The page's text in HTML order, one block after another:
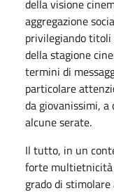
della visione
aggregazione
privilegiando
della stagione
termini di
particolare
da giovanissimi, a
alcune serate.
Il tutto, in un
forte multietnicità
grado di